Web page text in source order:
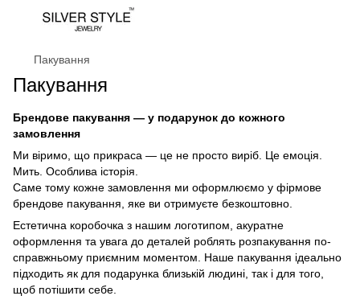
Пакування
Пакування
Брендове пакування — у подарунок до кожного
замовлення
Ми віримо, що прикраса — це не просто виріб. Це емоція.
Мить. Особлива історія.
Саме тому кожне замовлення ми оформлюємо у фірмове
брендове пакування, яке ви отримуєте безкоштовно.
Естетична коробочка з нашим логотипом, акуратне
оформлення та увага до деталей роблять розпакування по-
справжньому приємним моментом. Наше пакування ідеально
підходить як для подарунка близькій людині, так і для того,
щоб потішити себе.